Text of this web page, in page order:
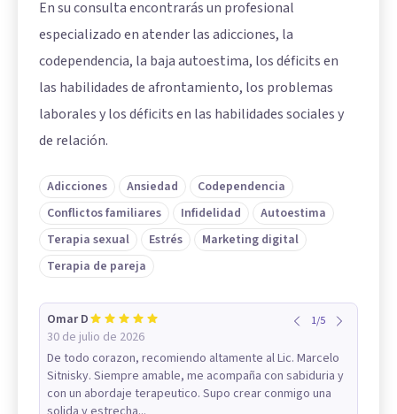
En su consulta encontrarás un profesional
especializado en atender las adicciones, la
codependencia, la baja autoestima, los déficits en
las habilidades de afrontamiento, los problemas
laborales y los déficits en las habilidades sociales y
de relación.
Adicciones Ansiedad
Codependencia
Conflictos familiares
Infidelidad
Autoestima
Terapia sexual
Estrés
Marketing digital
Terapia de pareja
Omar D
30 de julio de 2026
1/5
De todo corazon, recomiendo altamente al Lic. Marcelo
Sitnisky. Siempre amable, me acompaña con sabiduria y
con un abordaje terapeutico. Supo crear conmigo una